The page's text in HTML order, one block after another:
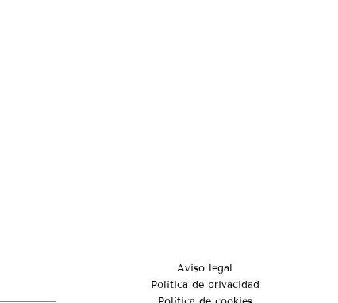
Aviso legal
Política de privacidad